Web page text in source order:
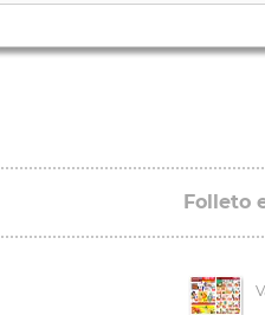
Folleto